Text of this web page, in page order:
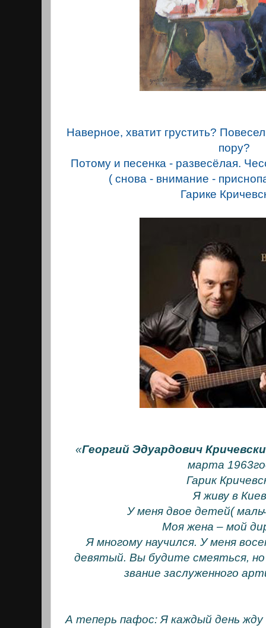
Наверное, хватит грустить?
пору?
Потому и песенка - развесёлая.
( снова - внимание -
Гарике
«Георгий Эдуардович
марта
Гарик
Я живу в
У меня двое детей(
Моя жена – мой
Я многому научился. У меня
девятый. Вы будите смеяться, но
звание заслуженного
А теперь пафос: Я каждый день